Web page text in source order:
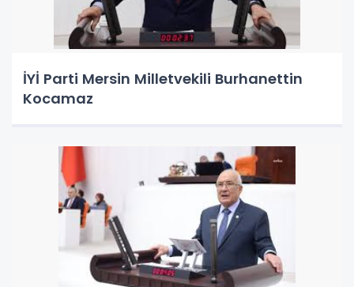
İYİ Parti Mersin Milletvekili Burhanettin
Kocamaz